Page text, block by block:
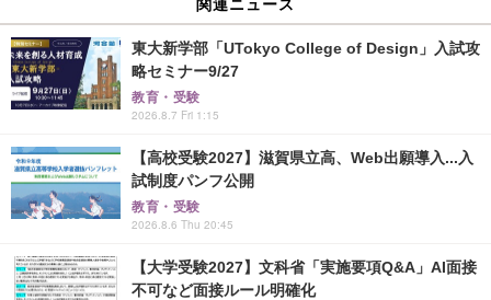
東大新学部「UTokyo College of Design」入試攻
略セミナー9/27
教育・受験
2026.8.7 Fri 1:15
【高校受験2027】滋賀県立高、Web出願導入...入
試制度パンフ公開
教育・受験
2026.8.6 Thu 20:45
【大学受験2027】文科省「実施要項Q&A」AI面接
不可など面接ルール明確化